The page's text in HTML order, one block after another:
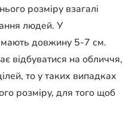
розміру взагалі
людей. У
мають довжину 5-7 см.
відбуватися на обличчя,
то у таких випадках
розміру, для того щоб